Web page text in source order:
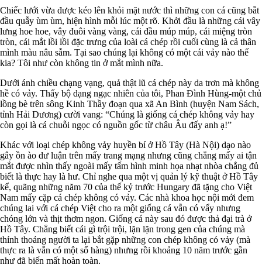
Chiếc lưới vừa được kéo lên khỏi mặt nước thì những con cá cũng bắt
đầu quẫy ùm ùm, hiện hình mỗi lúc một rõ. Khởi đầu là những cái vây
lưng hoe hoe, vây đuôi vàng vàng, cái đầu múp múp, cái miệng tròn
tròn, cái mắt lồi lồi đặc trưng của loài cá chép rồi cuối cùng là cả thân
mình màu nâu sẫm. Tại sao chúng lại không có một cái vảy nào thế
kia? Tôi như còn không tin ở mắt mình nữa.
Dưới ánh chiều chạng vạng, quả thật lũ cá chép này da trơn mà không
hề có vảy. Thấy bộ dạng ngạc nhiên của tôi, Phan Đình Hùng-một chủ
lồng bè trên sông Kinh Thầy đoạn qua xã An Bình (huyện Nam Sách,
tỉnh Hải Dương) cười vang: “Chúng là giống cá chép không vảy hay
còn gọi là cá chuỗi ngọc có nguồn gốc từ châu Âu đấy anh ạ!”
Khác với loại chép không vảy huyền bí ở Hồ Tây (Hà Nội) dạo nào
gây ồn ào dư luận trên mấy trang mạng nhưng cũng chẳng mấy ai tận
mắt được nhìn thấy ngoài mấy tấm hình minh họa nhạt nhòa chẳng đủ
biết là thực hay là hư. Chỉ nghe qua một vị quản lý kỹ thuật ở Hồ Tây
kể, quãng những năm 70 của thế kỷ trước Hungary đã tặng cho Việt
Nam mấy cặp cá chép không có vảy. Các nhà khoa học nội mới đem
chúng lai với cá chép Việt cho ra một giống cá vẫn có vẩy nhưng
chóng lớn và thịt thơm ngon. Giống cá này sau đó được thả đại trà ở
Hồ Tây. Chẳng biết cái gì trội trội, lặn lặn trong gen của chúng mà
thỉnh thoảng người ta lại bắt gặp những con chép không có vảy (mà
thực ra là vẫn có một số hàng) nhưng rồi khoảng 10 năm trước gần
như đã biến mất hoàn toàn.